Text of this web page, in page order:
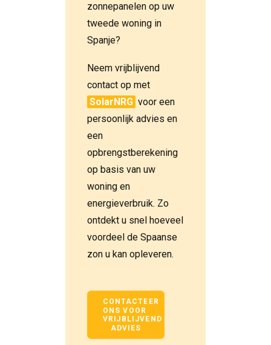
zonnepanelen op uw
tweede woning in
Spanje?
Neem vrijblijvend
contact op met
SolarNRG voor een
persoonlijk advies en
een
opbrengstberekening
op basis van uw
woning en
energieverbruik. Zo
ontdekt u snel hoeveel
voordeel de Spaanse
zon u kan opleveren.
CONTACTEER
ONS VOOR
VRIJBLIJVEND
ADVIES